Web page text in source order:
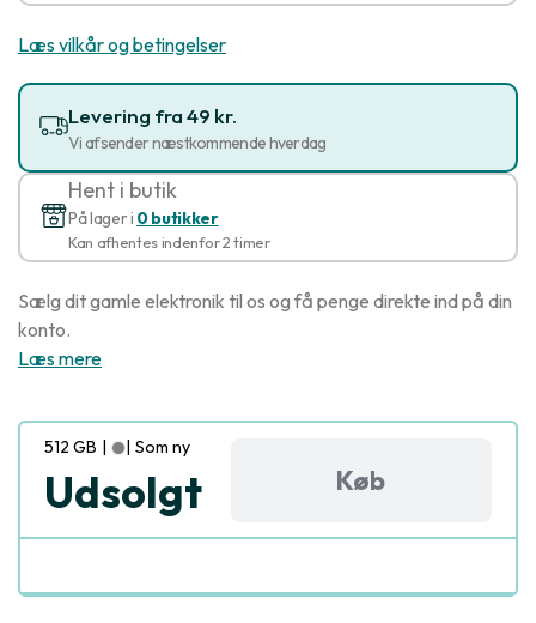
Læs vilkår og betingelser
Levering fra 49 kr.
Vi afsender næstkommende hverdag
Hent i butik
På lager i 0 butikker
Kan afhentes indenfor 2 timer
Sælg dit gamle elektronik til os og få penge direkte ind på din
konto.
Læs mere
512 GB | | Som ny
Udsolgt Køb